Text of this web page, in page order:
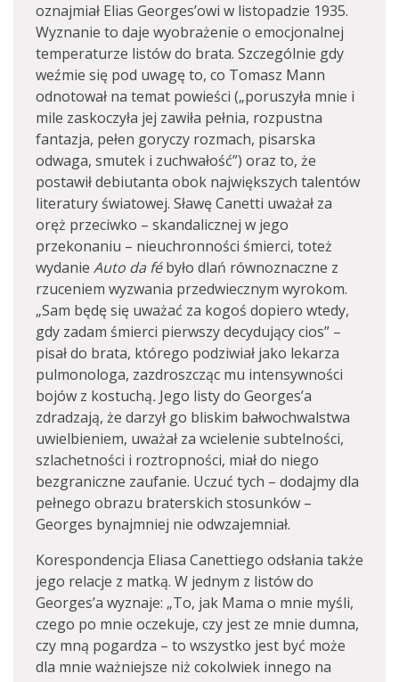
oznajmiał Elias Georges’owi w listopadzie 1935.
Wyznanie to daje wyobrażenie o emocjonalnej
temperaturze listów do brata. Szczególnie gdy
weźmie się pod uwagę to, co Tomasz Mann
odnotował na temat powieści („poruszyła mnie i
mile zaskoczyła jej zawiła pełnia, rozpustna
fantazja, pełen goryczy rozmach, pisarska
odwaga, smutek i zuchwałość”) oraz to, że
postawił debiutanta obok największych talentów
literatury światowej. Sławę Canetti uważał za
oręż przeciwko – skandalicznej w jego
przekonaniu – nieuchronności śmierci, toteż
wydanie Auto da fébyło dlań równoznaczne z
rzuceniem wyzwania przedwiecznym wyrokom.
„Sam będę się uważać za kogoś dopiero wtedy,
gdy zadam śmierci pierwszy decydujący cios” –
pisał do brata, którego podziwiał jako lekarza
pulmonologa, zazdroszcząc mu intensywności
bojów z kostuchą. Jego listy do Georges’a
zdradzają, że darzył go bliskim bałwochwalstwa
uwielbieniem, uważał za wcielenie subtelności,
szlachetności i roztropności, miał do niego
bezgraniczne zaufanie. Uczuć tych – dodajmy dla
pełnego obrazu braterskich stosunków –
Georges bynajmniej nie odwzajemniał.
Korespondencja Eliasa Canettiego odsłania także
jego relacje z matką. W jednym z listów do
Georges’a wyznaje: „To, jak Mama o mnie myśli,
czego po mnie oczekuje, czy jest ze mnie dumna,
czy mną pogardza – to wszystko jest być może
dla mnie ważniejsze niż cokolwiek innego na